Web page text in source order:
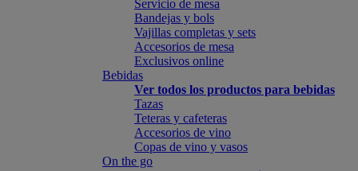
Servicio de mesa
Bandejas y bols
Vajillas completas y sets
Accesorios de mesa
Exclusivos online
Bebidas
Ver todos los productos para bebidas
Tazas
Teteras y cafeteras
Accesorios de vino
Copas de vino y vasos
On the go